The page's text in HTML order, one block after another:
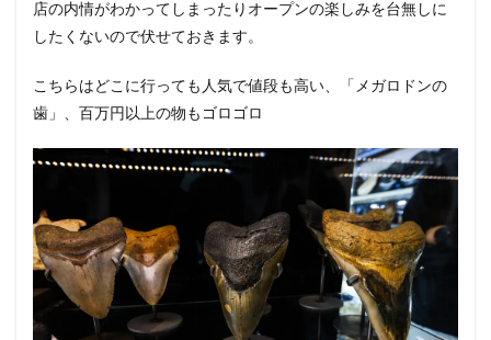
店の内情がわかってしまったりオープンの楽しみを台無しに
したくないので伏せておきます。
こちらはどこに行っても人気で値段も高い、「メガロドンの
歯」、百万円以上の物もゴロゴロ